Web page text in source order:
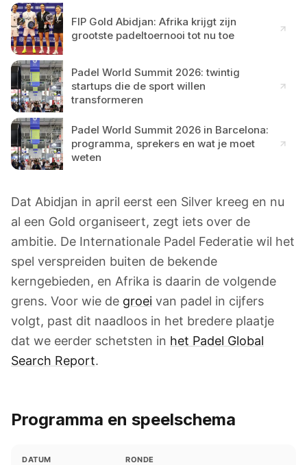
FIP Gold Abidjan: Afrika krijgt zijn
grootste padeltoernooi tot nu toe
Padel World Summit 2026: twintig
startups die de sport willen
transformeren
Padel World Summit 2026 in Barcelona:
programma, sprekers en wat je moet
weten
Dat Abidjan in april eerst een Silver kreeg en nu
al een Gold organiseert, zegt iets over de
ambitie. De Internationale Padel Federatie wil het
spel verspreiden buiten de bekende
kerngebieden, en Afrika is daarin de volgende
grens. Voor wie de groei van padel in cijfers
volgt, past dit naadloos in het bredere plaatje
dat we eerder schetsten in het Padel Global
Search Report.
Programma en speelschema
DATUM RONDE